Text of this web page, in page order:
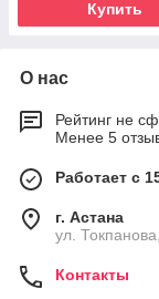
Купить
О нас
Рейтинг не
Менее 5
Работает с
г. Астана
ул.
Контакты